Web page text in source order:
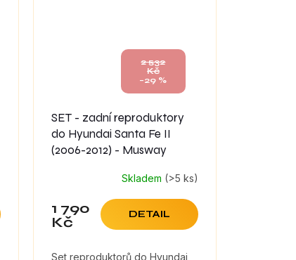
2 532
Kč
–29 %
SET - zadní reproduktory
do Hyundai Santa Fe II
(2006-2012) - Musway
Skladem (>5 ks)
1 790
Kč
DETAIL
Set reproduktorů do Hyundai